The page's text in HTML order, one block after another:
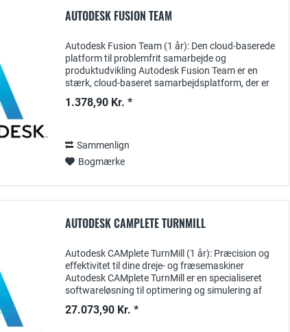
AUTODESK FUSION TEAM
Autodesk Fusion Team (1 år): Den cloud-baserede
platform til problemfrit samarbejde og
produktudvikling Autodesk Fusion Team er en
stærk, cloud-baseret samarbejdsplatform, der er
verden...
1.378,90 Kr. *
Sammenlign
Bogmærke
AUTODESK CAMPLETE TURNMILL
Autodesk CAMplete TurnMill (1 år): Præcision og
effektivitet til dine dreje- og fræsemaskiner
Autodesk CAMplete TurnMill er en specialiseret
softwareløsning til optimering og simulering af
abonnement...
27.073,90 Kr. *